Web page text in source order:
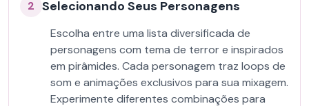
2 Selecionando Seus Personagens
Escolha entre uma lista diversificada de
personagens com tema de terror e inspirados
em pirâmides. Cada personagem traz loops de
som e animações exclusivos para sua mixagem.
Experimente diferentes combinações para